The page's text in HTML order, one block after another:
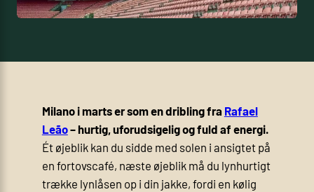
Milano i marts er som en dribling fra Rafael
Leão– hurtig, uforudsigelig og fuld af energi.
Ét øjeblik kan du sidde med solen i ansigtet på
en fortovscafé, næste øjeblik må du lynhurtigt
trække lynlåsen op i din jakke, fordi en kølig